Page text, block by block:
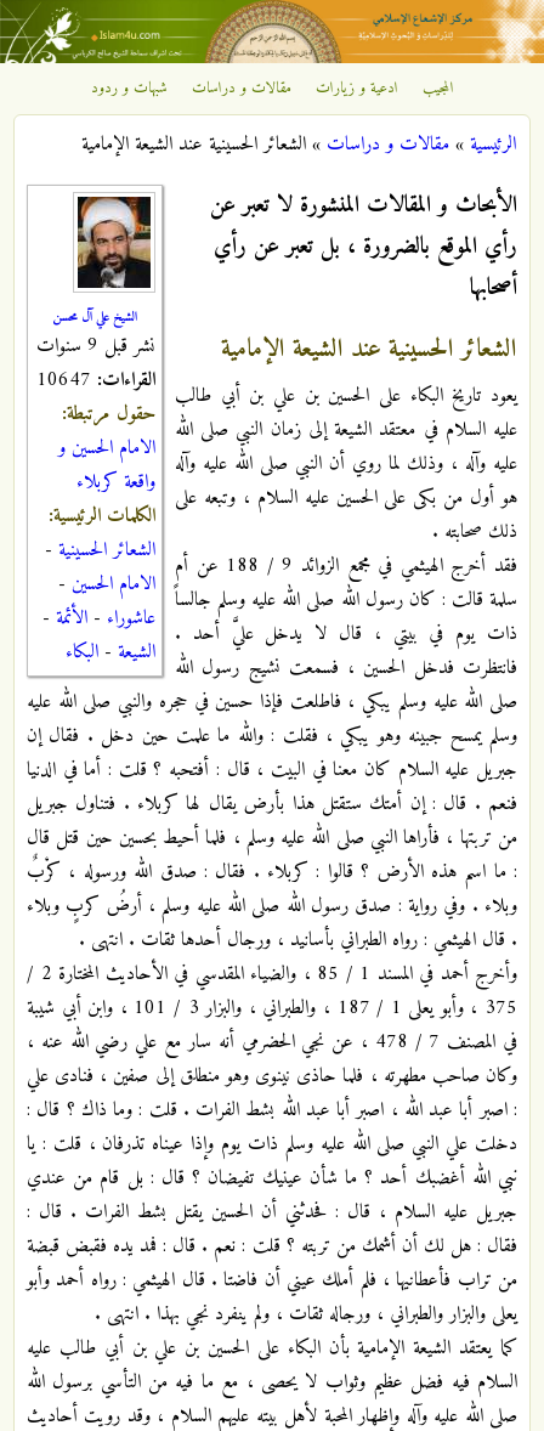
تجاوز إلى المحتوى الرئيسي
مركز
الإشعاع
الإسلامي
المجيب ادعية و زيارات مقالات و دراسات شبهات و ردود
أنت هنا
الرئيسية»مقالات و دراسات »الشعائر الحسينية عند الشيعة الإمامية
الشيخ علي آل محسن
نشر قبل 9 سنوات
القراءات:
حقول مرتبطة:
الامام الحسين و
واقعة كربلاء
الكلمات الرئيسية:
الشعائر الحسينية -
الامام الحسين -
عاشوراء - الأئمة -
الشيعة - البكاء
الأبحاث و المقالات المنشورة لا تعبر عن
رأي الموقع بالضرورة ، بل تعبر عن رأي
أصحابها
الشعائر الحسينية عند الشيعة الإمامية
يعود تاريخ البكاء على الحسين بن علي بن أبي طالب
عليه السلام في معتقد الشيعة إلى زمان النبي صلى الله
عليه وآله ، وذلك لما روي أن النبي صلى الله عليه وآله
هو أول من بكى على الحسين عليه السلام ، وتبعه على
ذلك صحابته .
فقد أخرج الهيثمي في مجمع الزوائد 9 / 188 عن أم
سلمة قالت : كان رسول الله صلى الله عليه وسلم جالساً
ذات يوم في بيتي ، قال لا يدخل عليَّ أحد .
فانتظرت فدخل الحسين ، فسمعت نشيج رسول الله
صلى الله عليه وسلم يبكي ، فاطلعت فإذا حسين في حجره والنبي صلى الله عليه
وسلم يمسح جبينه وهو يبكي ، فقلت : والله ما علمت حين دخل . فقال إن
جبريل عليه السلام كان معنا في البيت ، قال : أفتحبه ؟ قلت : أما في الدنيا
فنعم . قال : إن أمتك ستقتل هذا بأرض يقال لها كربلاء . فتناول جبريل
من تربتها ، فأراها النبي صلى الله عليه وسلم ، فلما أحيط بحسين حين قتل قال
: ما اسم هذه الأرض ؟ قالوا : كربلاء . فقال : صدق الله ورسوله ، كرْبٌ
وبلاء . وفي رواية : صدق رسول الله صلى الله عليه وسلم ، أرضُ كربٍ وبلاء
. قال الهيثمي : رواه الطبراني بأسانيد ، ورجال أحدها ثقات . انتهى .
وأخرج أحمد في المسند 1 / 85 ، والضياء المقدسي في الأحاديث المختارة 2 /
375 ، وأبو يعلى 1 / 187 ، والطبراني ، والبزار 3 / 101 ، وابن أبي شيبة
في المصنف 7 / 478 ، عن نجي الحضرمي أنه سار مع علي رضي الله عنه ،
وكان صاحب مطهرته ، فلما حاذى نينوى وهو منطلق إلى صفين ، فنادى علي
: اصبر أبا عبد الله ، اصبر أبا عبد الله بشط الفرات . قلت : وما ذاك ؟ قال :
دخلت علي النبي صلى الله عليه وسلم ذات يوم وإذا عيناه تذرفان ، قلت : يا
نبي الله أغضبك أحد ؟ ما شأن عينيك تفيضان ؟ قال : بل قام من عندي
جبريل عليه السلام ، قال : فحدثني أن الحسين يقتل بشط الفرات . قال :
فقال : هل لك أن أشمك من تربته ؟ قلت : نعم . قال : فمد يده فقبض قبضة
من تراب فأعطانيها ، فلم أملك عيني أن فاضتا . قال الهيثمي : رواه أحمد وأبو
يعلى والبزار والطبراني ، ورجاله ثقات ، ولم ينفرد نجي بهذا . انتهى .
كما يعتقد الشيعة الإمامية بأن البكاء على الحسين بن علي بن أبي طالب عليه
السلام فيه فضل عظيم وثواب لا يحصى ، مع ما فيه من التأسي برسول الله
صلى الله عليه وآله وإظهار المحبة لأهل بيته عليهم السلام ، وقد رويت أحاديث